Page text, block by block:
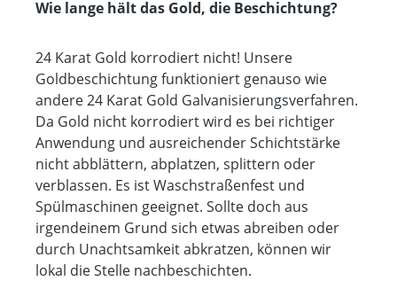
Wie lange hält das Gold, die Beschichtung?
24 Karat Gold korrodiert nicht! Unsere
Goldbeschichtung funktioniert genauso wie
andere 24 Karat Gold Galvanisierungsverfahren.
Da Gold nicht korrodiert wird es bei richtiger
Anwendung und ausreichender Schichtstärke
nicht abblättern, abplatzen, splittern oder
verblassen. Es ist Waschstraßenfest und
Spülmaschinen geeignet. Sollte doch aus
irgendeinem Grund sich etwas abreiben oder
durch Unachtsamkeit abkratzen, können wir
lokal die Stelle nachbeschichten.